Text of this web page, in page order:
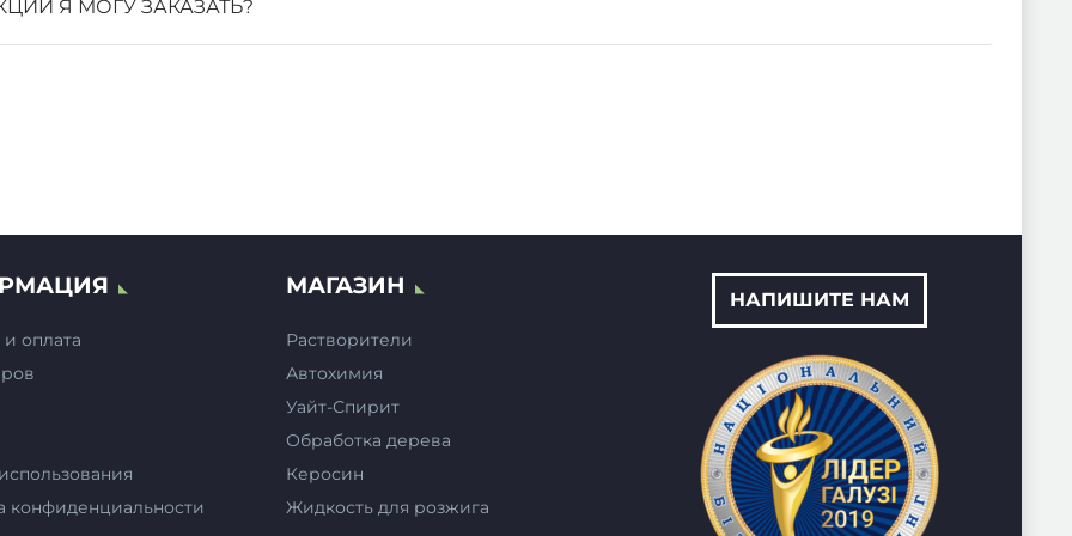
странице
Я МОГУ ЗАКАЗАТЬ?
и оплата
конфиденциальности
МАГАЗИН
Растворители
Автохимия
Уайт-Спирит
Обработка дерева
Керосин
Жидкость для розжига
НАПИШИТЕ НАМ